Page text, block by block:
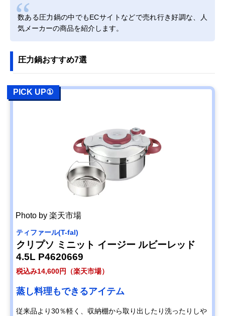
数ある圧力鍋の中でもECサイトなどで売れ行き好調な、人
気メーカーの商品を紹介します。
圧力鍋おすすめ7選
PICK UP①
Photo by 楽天市場
‎ティファール(T-fal)
クリプソ ミニット イージー ルビーレッド
4.5L P4620669
税込み14,600円（楽天市場）
蒸し料理もできるアイテム
従来品より30％軽く、収納棚から取り出したり洗ったりしや